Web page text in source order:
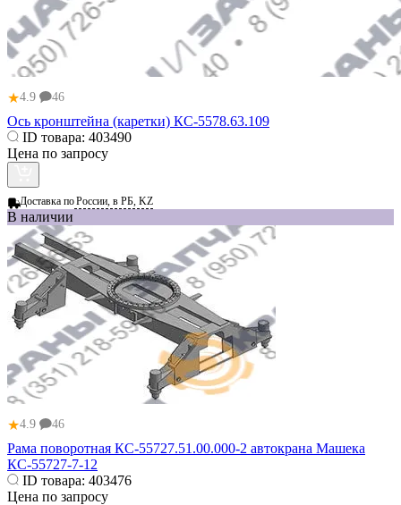
★4.9 46
Ось кронштейна (каретки) КС-5578.63.109
ID товара: 403490
Цена по запросу
Доставка поРоссии, в РБ, KZ
В наличии
★4.9 46
Рама поворотная КС-55727.51.00.000-2 автокрана Машека
КС-55727-7-12
ID товара: 403476
Цена по запросу